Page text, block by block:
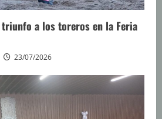
triunfo a los toreros en la Feria
23/07/2026